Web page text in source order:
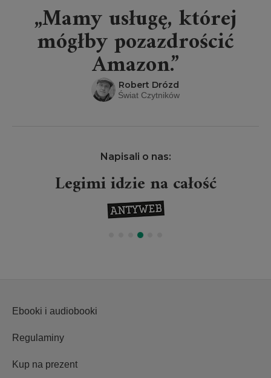
„Mamy usługę, której
mógłby pozazdrościć
Amazon.”
Robert Drózd
Świat Czytników
Napisali o nas:
Legimi idzie na całość
Ebooki i audiobooki
Regulaminy
Kup na prezent